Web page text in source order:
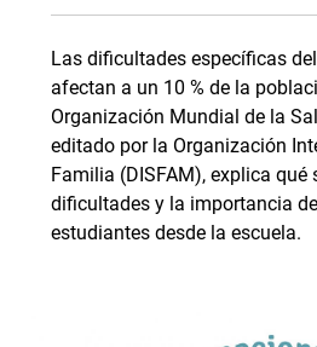
Las dificultades específicas
afectan a un 10 % de la
Organización Mundial de la
editado por la Organización
Familia (DISFAM), explica qué
dificultades y la importancia
estudiantes desde la escuela.